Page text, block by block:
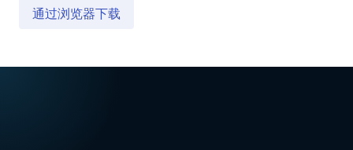
通过浏览器下载